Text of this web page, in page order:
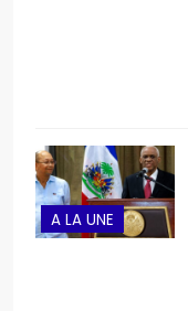
A LA UNE